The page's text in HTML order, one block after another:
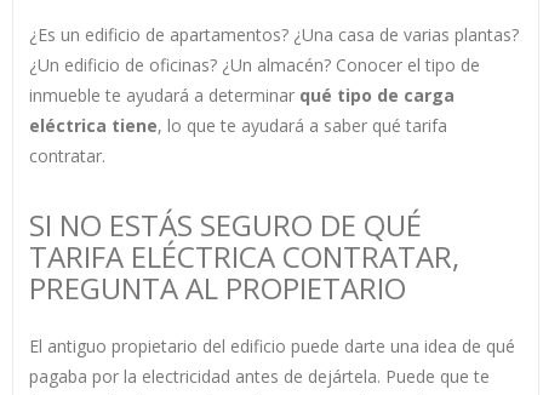
¿Es un edificio de apartamentos? ¿Una casa de varias plantas?
¿Un edificio de oficinas? ¿Un almacén? Conocer el tipo de
inmueble te ayudará a determinar qué tipo de carga
eléctrica tiene, lo que te ayudará a saber qué tarifa
contratar.
SI NO ESTÁS SEGURO DE QUÉ
TARIFA ELÉCTRICA CONTRATAR,
PREGUNTA AL PROPIETARIO
El antiguo propietario del edificio puede darte una idea de qué
pagaba por la electricidad antes de dejártela. Puede que te